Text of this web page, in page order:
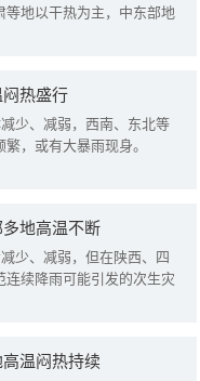
等地以干热为主，中东部地
热盛行
少、减弱，西南、东北等
，或有大暴雨现身。
地高温不断
少、减弱，但在陕西、四
续降雨可能引发的次生灾
温闷热持续